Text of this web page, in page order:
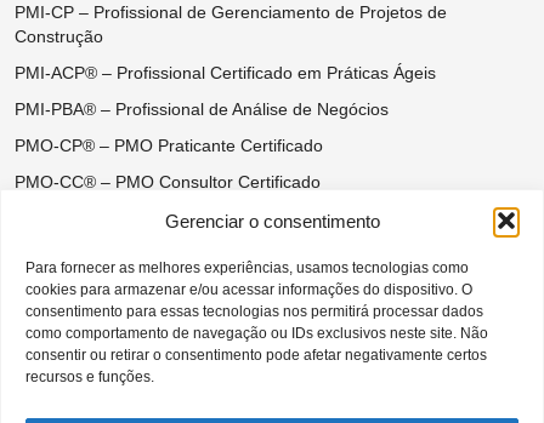
Gerenciar o consentimento
Para fornecer as melhores experiências, usamos tecnologias como
cookies para armazenar e/ou acessar informações do dispositivo. O
consentimento para essas tecnologias nos permitirá processar dados
como comportamento de navegação ou IDs exclusivos neste site. Não
consentir ou retirar o consentimento pode afetar negativamente certos
recursos e funções.
PMI-CP – Profissional de Gerenciamento de Projetos de
Construção
PMI-ACP® – Profissional Certificado em Práticas Ágeis
PMI-PBA® – Profissional de Análise de Negócios
PMO-CP® – PMO Praticante Certificado
PMO-CC® – PMO Consultor Certificado
Certificações do Ágil Disciplinado
DASSM® – Disciplined Agile Senior Scrum Master
DAC® – Disciplined Agile Coach
DAVSC® – Disciplined Agile Value Stream Consultant